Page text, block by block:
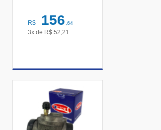
R$ 156,64
3x de R$ 52,21